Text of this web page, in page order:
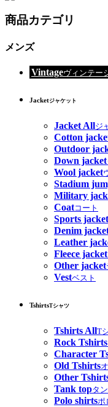
商品カテゴリ
メンズ
Vintageヴィンテー
Jacketジャケット
Jacket Allジ
Cotton
Outdoor
Down jacket
Wool jacket
Stadium
Military
Coatコート
Sports jacket
Denim
Leather
Fleece jacket
Other jacket
Vestベスト
TshirtsTシャツ
Tshirts AllT
Rock Tshirts
Character
Old Tshirts
Other
Tank topタ
Polo shirtsポ